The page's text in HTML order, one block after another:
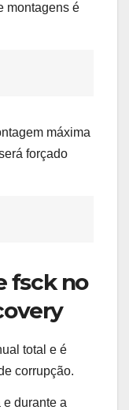
montagens é
máxima
forçado
fsck no
total e é
corrupção.
durante a